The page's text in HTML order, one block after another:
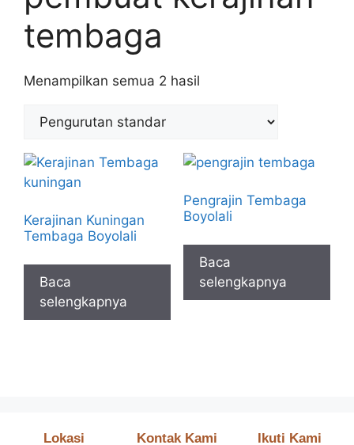
tembaga
Menampilkan semua 2 hasil
Kerajinan Kuningan
Tembaga Boyolali
Baca
selengkapnya
Pengrajin Tembaga
Boyolali
Baca
selengkapnya
Lokasi Kontak Kami Ikuti Kami